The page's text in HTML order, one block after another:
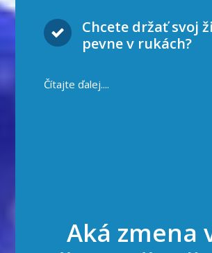
Chcete držať svoj
pevne v rukách?
Čítajte ďalej....
Aká zmena